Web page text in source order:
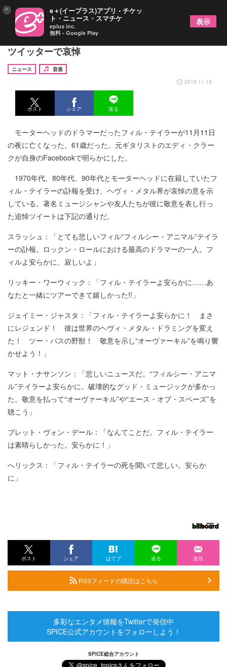
モーターヘッドのドラマー死去……スラッシュらが
ツイッターで哀悼
ニュース
音楽
2015.11.13
ポスト シェア 送る
モーターヘッドのドラマーだったフィル・テイラーが11月11日
の夜に亡くなった。61歳だった。元ギタリストのエディ・クラー
クが自身のFacebookで明らかにした。
1970年代、80年代、90年代とモーターヘッドに在籍していたフ
ィル・テイラーの訃報を受け、ヘヴィ・メタル界が哀悼の意を示
している。著名ミュージシャンや友人たちが彼に敬意を表し行っ
た追悼ツイートは下記の通りだ。
スラッシュ：「とても悲しいフィル“フィルシー・アニマル”テイラ
ーの訃報。ロックン・ロールにおける最高のドラマーの一人。フ
ィルよ安らかに、寂しいよ」
リッキー・ワーウィック：「フィル・テイラーよ安らかに……あ
なたと一緒にツアーできて嬉しかった!!」
ジェイミー・ジャスタ：「フィル・テイラーよ安らかに！ まさ
にレジェンド！ 彼は世界のヘヴィ・メタル・ドラミングを変え
た！ ツー・バスの野獣！ 敬意を示し“オーヴァーキル”を鳴り響
かせよう！」
マット・ナサンソン：「悲しいニュースだ。“フィルシー・アニマ
ル”テイラーよ安らかに。破壊的なグッド・ミュージックが多かっ
た。敬意を払って“オーヴァーキル”や“エース・オブ・スペーズ”を
聴こう」
ブレット・ヴォン・デール：「なんてことだ。フィル・テイラー
は素晴らしかった。安らかに！」
へリックス：「フィル・テイラーの死を聞いて悲しい。安らか
に」
ポスト シェア はてブ 送る 送信
RSSフィードの購読はこちら
多彩なエンタメ情報をTwitterで発信中
SPICE公式アカウントをフォローしよう！
SPICE総合アカウント
× e＋(イープラス)アプリ - チケッ
ト・ニュース・スマチケ
eplus inc.
無料 - Google Play
表示